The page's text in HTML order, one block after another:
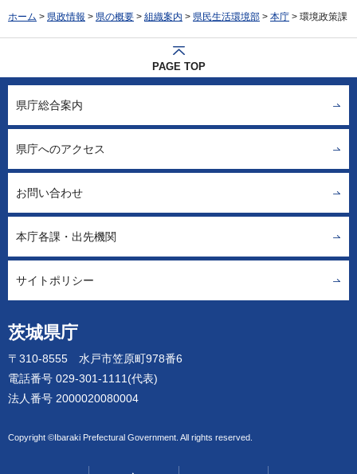
ホーム > 県政情報 > 県の概要 > 組織案内 > 県民生活環境部 > 本庁 > 環境政策課
PAGE TOP
茨城県庁
〒310-8555 水戸市笠原町978番6
電話番号 029-301-1111(代表)
法人番号 2000020080004
Copyright ©Ibaraki Prefectural Government. All rights reserved.
県庁総合案内
県庁へのアクセス
お問い合わせ
本庁各課・出先機関
サイトポリシー